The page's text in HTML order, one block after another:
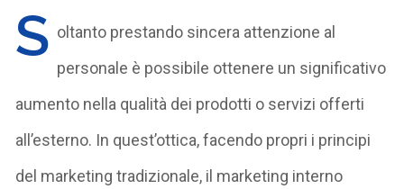
S oltanto prestando sincera attenzione al
personale è possibile ottenere un significativo
aumento nella qualità dei prodotti o servizi offerti
all’esterno. In quest’ottica, facendo propri i principi
del marketing tradizionale, il marketing interno